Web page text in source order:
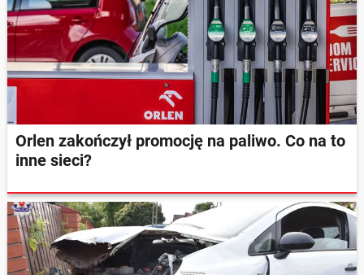
Orlen zakończył promocję na paliwo. Co na to
inne sieci?